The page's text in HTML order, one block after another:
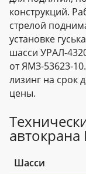
конструкций.
стрелой
установке
шасси УРАЛ-
от ЯМЗ-53623-
лизинг на срок
цены.
Шасси